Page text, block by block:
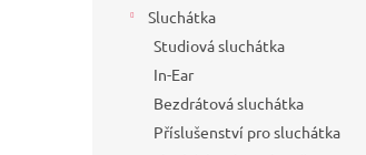
Sluchátka
Studiová sluchátka
In-Ear
Bezdrátová sluchátka
Příslušenství pro sluchátka